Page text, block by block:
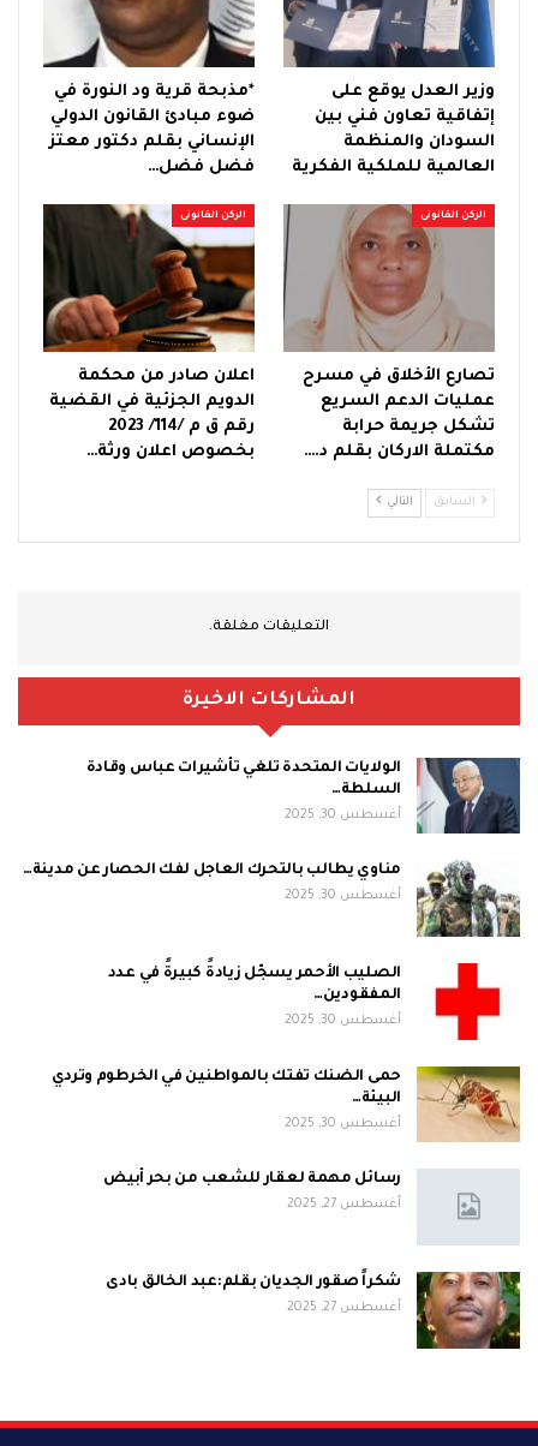
وزير العدل يوقع على
إتفاقية تعاون فني بين
السودان والمنظمة
العالمية للملكية الفكرية
*مذبحة قرية ود النورة في
ضوء مبادئ القانون الدولي
الإنساني بقلم دكتور معتز
فضل فضل…
الركن القانونى
تصارع الأخلاق في مسرح
عمليات الدعم السريع
تشكل جريمة حرابة
مكتملة الاركان بقلم د.…
الركن القانونى
اعلان صادر من محكمة
الدويم الجزئية في القضية
رقم ق م /114/ 2023
بخصوص اعلان ورثة…
السابق التالي
التعليقات مغلقة.
المشاركات الاخيرة
الولايات المتحدة تلغي تأشيرات عباس وقادة
السلطة…
أغسطس 30, 2025
مناوي يطالب بالتحرك العاجل لفك الحصار عن مدينة…
أغسطس 30, 2025
الصليب الأحمر يسجّل زيادةً كبيرةً في عدد
المفقودين…
أغسطس 30, 2025
حمى الضنك تفتك بالمواطنين في الخرطوم وتردي
البيئة…
أغسطس 30, 2025
رسائل مهمة لعقار للشعب من بحر أبيض
أغسطس 27, 2025
شكراً صقور الجديان بقلم:عبد الخالق بادى
أغسطس 27, 2025